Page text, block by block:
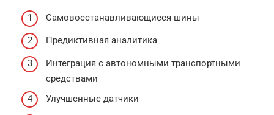
Самовосстанавливающиеся шины
Предиктивная аналитика
Интеграция с автономными транспортными
средствами
Улучшенные датчики